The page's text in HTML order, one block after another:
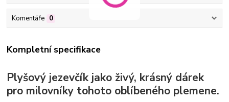
Komentáře 0
Kompletní specifikace
Plyšový jezevčík jako živý, krásný dárek
pro milovníky tohoto oblíbeného plemene.